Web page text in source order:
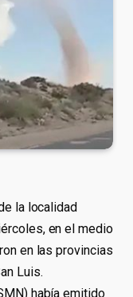
la localidad
en el medio
en las provincias
Luis.
había emitido